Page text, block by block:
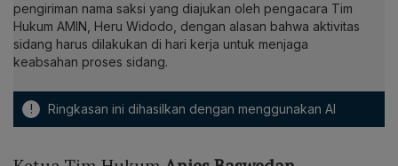
pengiriman nama saksi yang diajukan oleh pengacara Tim
Hukum AMIN, Heru Widodo, dengan alasan bahwa aktivitas
sidang harus dilakukan di hari kerja untuk menjaga
keabsahan proses sidang.
! Ringkasan ini dihasilkan dengan menggunakan AI